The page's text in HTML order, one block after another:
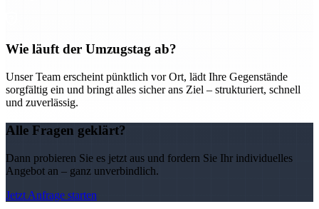
Wie läuft der Umzugstag ab?
Unser Team erscheint pünktlich vor Ort, lädt Ihre Gegenstände
sorgfältig ein und bringt alles sicher ans Ziel – strukturiert, schnell
und zuverlässig.
Alle Fragen geklärt?
Dann probieren Sie es jetzt aus und fordern Sie Ihr individuelles
Angebot an – ganz unverbindlich.
Jetzt Anfrage starten